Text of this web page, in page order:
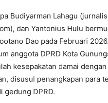
Budiyarman Lahagu
dan Yantonius Hulu
Dao pada Februari
anggota DPRD Kota
kesepakatan damai
disusul penangkapan para
gedung DPRD.